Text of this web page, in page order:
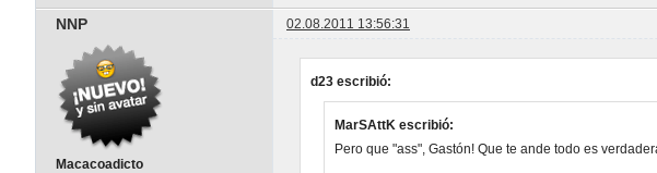
NNP 02.08.2011 13:56:31
Macacoadicto
d23 escribió:
MarSAttK escribió:
Pero que "ass", Gastón! Que te ande todo es